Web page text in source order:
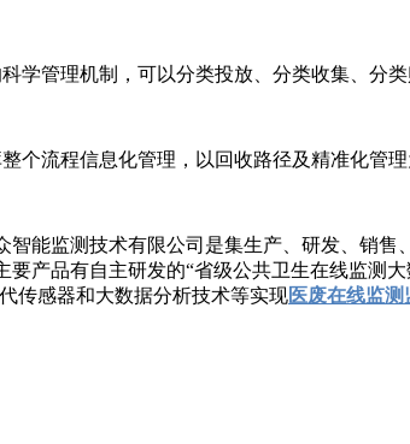
管理机制，可以分类投放、分类收集、分类
流程信息化管理，以回收路径及精准化管理
监测技术有限公司是集生产、研发、销售
产品有自主研发的“省级公共卫生在线监测
传感器和大数据分析技术等实现医废在线监测